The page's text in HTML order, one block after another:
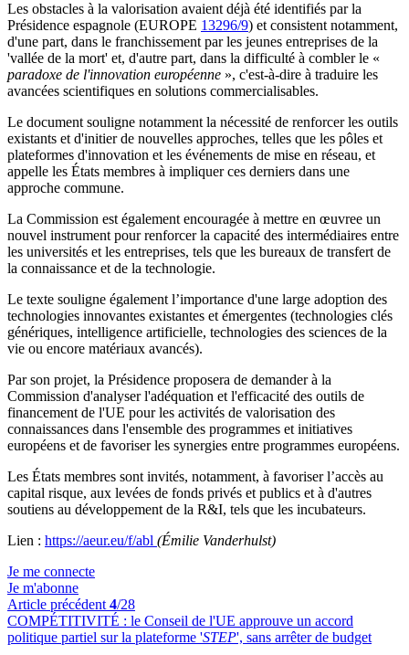
Les obstacles à la valorisation avaient déjà été identifiés par la
Présidence espagnole (EUROPE 13296/9) et consistent notamment,
d'une part, dans le franchissement par les jeunes entreprises de la
'vallée de la mort' et, d'autre part, dans la difficulté à combler le «
paradoxe de l'innovation européenne », c'est-à-dire à traduire les
avancées scientifiques en solutions commercialisables.
Le document souligne notamment la nécessité de renforcer les outils
existants et d'initier de nouvelles approches, telles que les pôles et
plateformes d'innovation et les événements de mise en réseau, et
appelle les États membres à impliquer ces derniers dans une
approche commune.
La Commission est également encouragée à mettre en œuvree un
nouvel instrument pour renforcer la capacité des intermédiaires entre
les universités et les entreprises, tels que les bureaux de transfert de
la connaissance et de la technologie.
Le texte souligne également l’importance d'une large adoption des
technologies innovantes existantes et émergentes (technologies clés
génériques, intelligence artificielle, technologies des sciences de la
vie ou encore matériaux avancés).
Par son projet, la Présidence proposera de demander à la
Commission d'analyser l'adéquation et l'efficacité des outils de
financement de l'UE pour les activités de valorisation des
connaissances dans l'ensemble des programmes et initiatives
européens et de favoriser les synergies entre programmes européens.
Les États membres sont invités, notamment, à favoriser l’accès au
capital risque, aux levées de fonds privés et publics et à d'autres
soutiens au développement de la R&I, tels que les incubateurs.
Lien : https://aeur.eu/f/abl (Émilie Vanderhulst)
Je me connecte
Je m'abonne
Article précédent 4/28
COMPÉTITIVITÉ : le Conseil de l'UE approuve un accord
politique partiel sur la plateforme 'STEP', sans arrêter de budget